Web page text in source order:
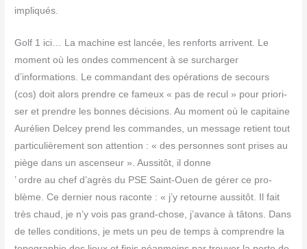
impliqués.
Golf 1 ici… La machine est lan­cée, les ren­forts arrivent. Le
moment où les ondes com­mencent à se sur­char­ger
d’informations. Le com­man­dant des opé­ra­tions de secours
(cos) doit alors prendre ce fameux « pas de recul » pour prio­ri­
ser et prendre les bonnes déci­sions. Au moment où le capi­taine
Auré­lien Del­cey prend les com­mandes, un mes­sage retient tout
par­ti­cu­liè­re­ment son atten­tion : « des per­sonnes sont prises au
piège dans un ascen­seur ». Aus­si­tôt, il donne
’ ordre au chef d’agrès du PSE Saint-Ouen de gérer ce pro­
blème. Ce der­nier nous raconte : « j’y retourne aus­si­tôt. Il fait
très chaud, je n’y vois pas grand-chose, j’avance à tâtons. Dans
de telles condi­tions, je mets un peu de temps à com­prendre la